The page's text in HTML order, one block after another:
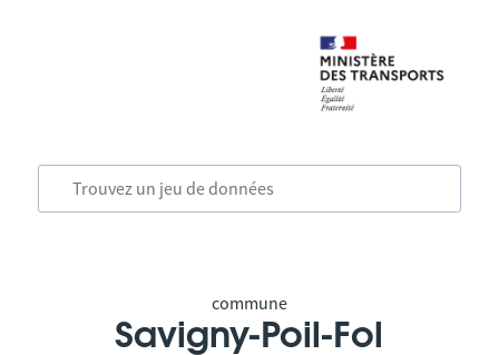
commune
Savigny-Poil-Fol